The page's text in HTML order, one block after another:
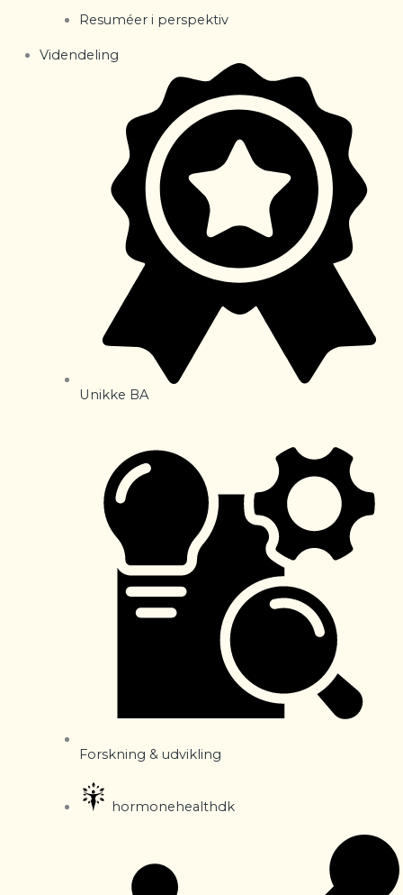
Resuméer i perspektiv
Videndeling
Unikke BA
Forskning & udvikling
hormonehealthdk